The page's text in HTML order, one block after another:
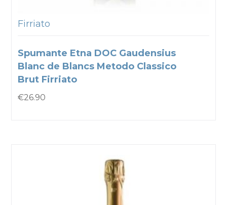
Firriato
Spumante Etna DOC Gaudensius
Blanc de Blancs Metodo Classico
Brut Firriato
€26.90